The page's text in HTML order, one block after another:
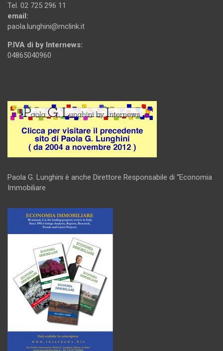
Tel. 02 725 296 11
email:
paola.lunghini@mclink.it
P.IVA di by Internews:
04865040960
.
Paola G. Lunghini è anche Direttore Responsabile di “Economia
Immobiliare